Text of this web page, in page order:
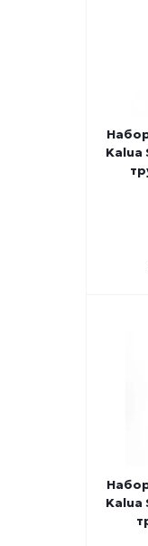
Kalua
Kalua